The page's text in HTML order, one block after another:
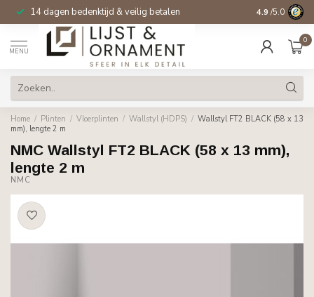
14 dagen bedenktijd & veilig betalen 4.9 /5.0
MENU
0
Home / Plinten / Vloerplinten / Wallstyl (HDPS) / Wallstyl FT2 BLACK (58 x 13
mm), lengte 2 m
NMC Wallstyl FT2 BLACK (58 x 13 mm),
lengte 2 m
NMC